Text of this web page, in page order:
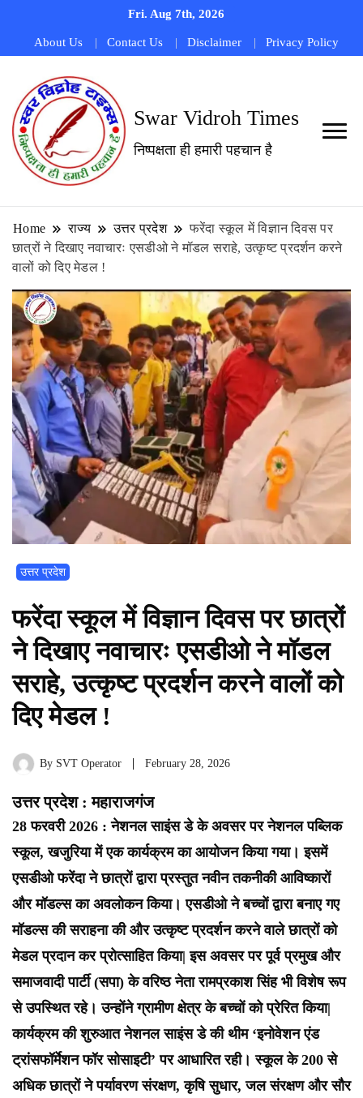
Fri. Aug 7th, 2026
About Us Contact Us Disclaimer Privacy Policy
Swar Vidroh Times
निष्पक्षता ही हमारी पहचान है
Home राज्य उत्तर प्रदेश
फरेंदा स्कूल में विज्ञान दिवस पर
छात्रों ने दिखाए नवाचारः एसडीओ ने मॉडल सराहे, उत्कृष्ट प्रदर्शन करने
वालों को दिए मेडल !
उत्तर प्रदेश
फरेंदा स्कूल में विज्ञान दिवस पर छात्रों
ने दिखाए नवाचारः एसडीओ ने मॉडल
सराहे, उत्कृष्ट प्रदर्शन करने वालों को
दिए मेडल !
By SVT Operator February 28, 2026
उत्तर प्रदेश : महाराजगंज
28 फरवरी 2026 : नेशनल साइंस डे के अवसर पर नेशनल पब्लिक
स्कूल, खजुरिया में एक कार्यक्रम का आयोजन किया गया। इसमें
एसडीओ फरेंदा ने छात्रों द्वारा प्रस्तुत नवीन तकनीकी आविष्कारों
और मॉडल्स का अवलोकन किया। एसडीओ ने बच्चों द्वारा बनाए गए
मॉडल्स की सराहना की और उत्कृष्ट प्रदर्शन करने वाले छात्रों को
मेडल प्रदान कर प्रोत्साहित किया| इस अवसर पर पूर्व प्रमुख और
समाजवादी पार्टी (सपा) के वरिष्ठ नेता रामप्रकाश सिंह भी विशेष रूप
से उपस्थित रहे। उन्होंने ग्रामीण क्षेत्र के बच्चों को प्रेरित किया|
कार्यक्रम की शुरुआत नेशनल साइंस डे की थीम ‘इनोवेशन एंड
ट्रांसफॉर्मेशन फॉर सोसाइटी’ पर आधारित रही। स्कूल के 200 से
अधिक छात्रों ने पर्यावरण संरक्षण, कृषि सुधार, जल संरक्षण और सौर